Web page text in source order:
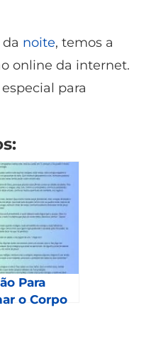
da noite, temos a
online da internet.
para
Para
o Corpo